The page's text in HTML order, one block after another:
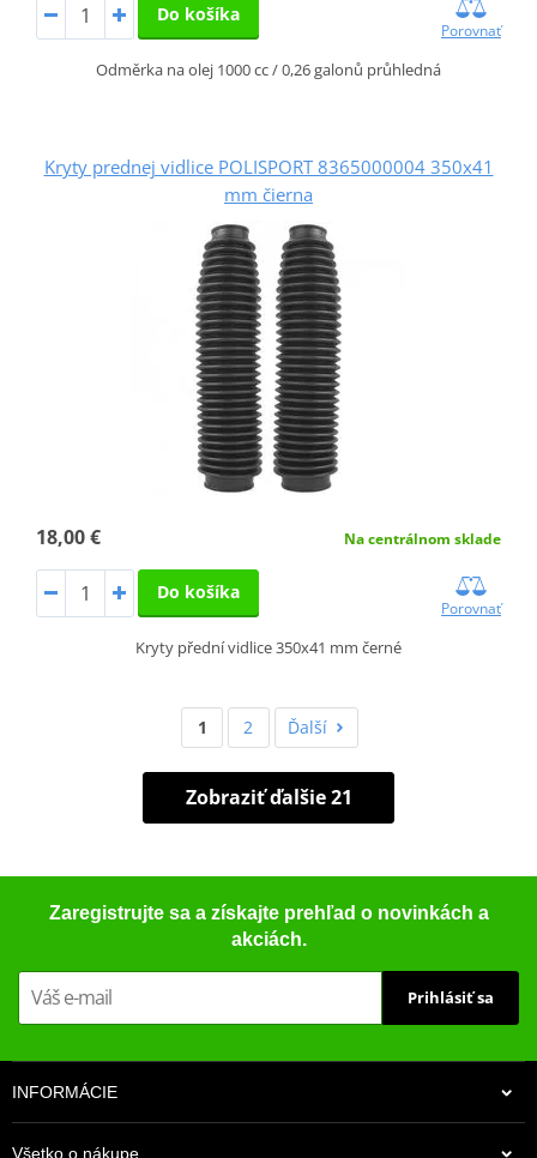
Do košíka
Porovnať
Odměrka na olej 1000 cc / 0,26 galonů průhledná
Kryty prednej vidlice POLISPORT 8365000004 350x41
mm čierna
18,00 € Na centrálnom sklade
Do košíka
Porovnať
Kryty přední vidlice 350x41 mm černé
1 2 Ďalší
Zobraziť ďalšie 21
Zaregistrujte sa a získajte prehľad o novinkách a
akciách.
Prihlásiť sa
INFORMÁCIE
Všetko o nákupe